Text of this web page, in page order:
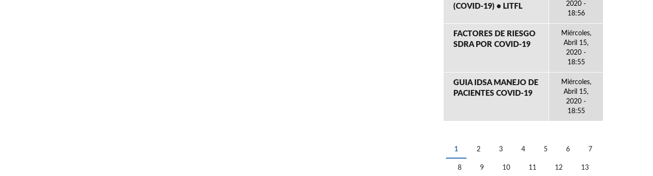
(COVID-19) • LITFL
2020 -
18:56
FACTORES DE RIESGO
SDRA POR COVID-19
Miércoles,
Abril 15,
2020 -
18:55
GUIA IDSA MANEJO DE
PACIENTES COVID-19
Miércoles,
Abril 15,
2020 -
18:55
PÁGINAS
1 2 3 4 5 6 7
8 9 10 11 12 13